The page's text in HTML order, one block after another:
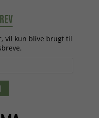
vil kun blive brugt til